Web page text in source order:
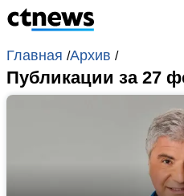
Главная /Архив /
Публикации за 27